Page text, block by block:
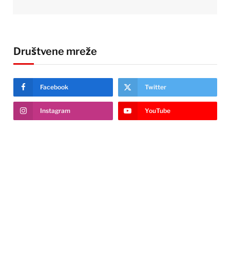
Društvene mreže
Facebook Twitter
Instagram YouTube